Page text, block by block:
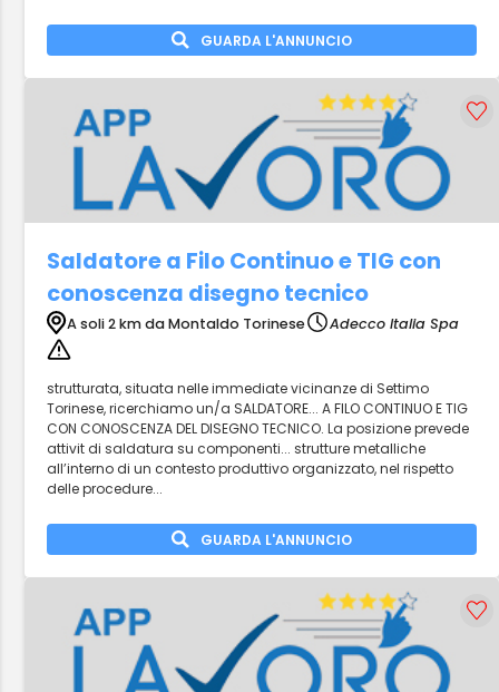
GUARDA L'ANNUNCIO
Saldatore a Filo Continuo e TIG con
conoscenza disegno tecnico
A soli 2 km da Montaldo Torinese Adecco Italia Spa
strutturata, situata nelle immediate vicinanze di Settimo
Torinese, ricerchiamo un/a SALDATORE... A FILO CONTINUO E TIG
CON CONOSCENZA DEL DISEGNO TECNICO. La posizione prevede
attivit di saldatura su componenti... strutture metalliche
all’interno di un contesto produttivo organizzato, nel rispetto
delle procedure...
GUARDA L'ANNUNCIO